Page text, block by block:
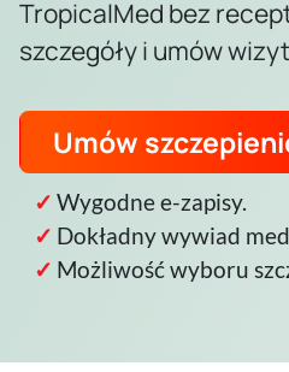
TropicalMed bez
szczegóły i umów
Umów
Wygodne e-zapisy.
Dokładny wywiad
Możliwość wyboru